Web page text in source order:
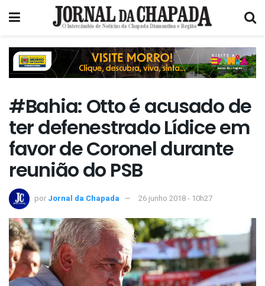
#Bahia: Otto é acusado de
ter defenestrado Lídice em
favor de Coronel durante
reunião do PSB
por Jornal da Chapada 26 junho 2018 - 10h27